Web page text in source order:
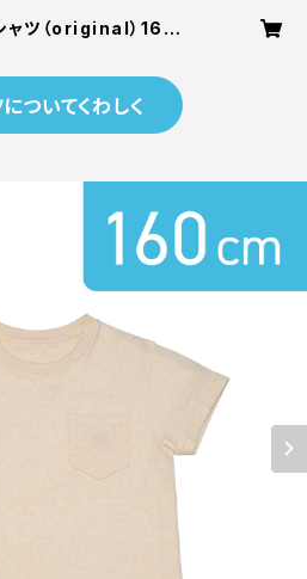
ャツ（original）160c
ついてくわしく